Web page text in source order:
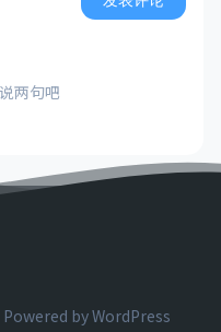
两句吧
Powered by WordPress